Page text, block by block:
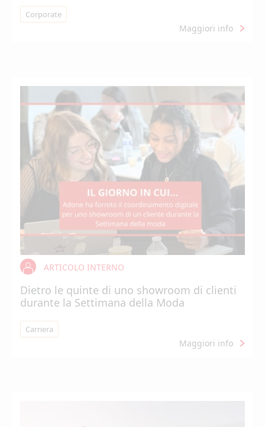
Corporate
Maggiori info
ARTICOLO INTERNO
Dietro le quinte di uno showroom di clienti
durante la Settimana della Moda
Carriera
Maggiori info